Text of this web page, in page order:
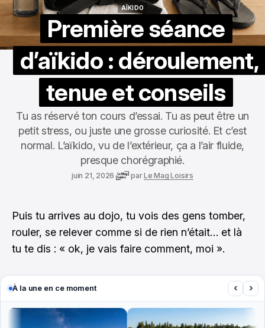
AÏKIDO
Première séance
d’aïkido : déroulement,
tenue et conseils
Tu as réservé ton cours d’essai. Tu as peut être un
petit stress, ou juste une grosse curiosité. Et c’est
normal. L’aïkido, vu de l’extérieur, ça a l’air fluide,
presque chorégraphié.
juin 21, 2026 parLe Mag Loisirs
Puis tu arrives au dojo, tu vois des gens tomber,
rouler, se relever comme si de rien n’était… et là
tu te dis : « ok, je vais faire comment, moi ».
À la une en ce moment ‹ ›